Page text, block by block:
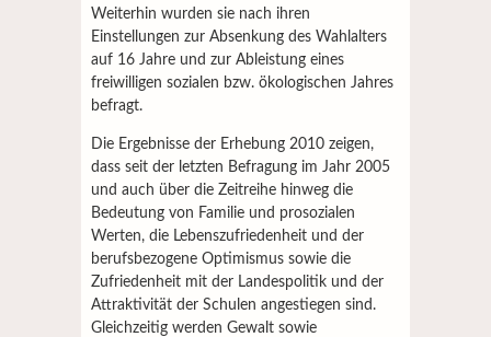
Weiterhin wurden sie nach ihren
Einstellungen zur Absenkung des Wahlalters
auf 16 Jahre und zur Ableistung eines
freiwilligen sozialen bzw. ökologischen Jahres
befragt.
Die Ergebnisse der Erhebung 2010 zeigen,
dass seit der letzten Befragung im Jahr 2005
und auch über die Zeitreihe hinweg die
Bedeutung von Familie und prosozialen
Werten, die Lebenszufriedenheit und der
berufsbezogene Optimismus sowie die
Zufriedenheit mit der Landespolitik und der
Attraktivität der Schulen angestiegen sind.
Gleichzeitig werden Gewalt sowie